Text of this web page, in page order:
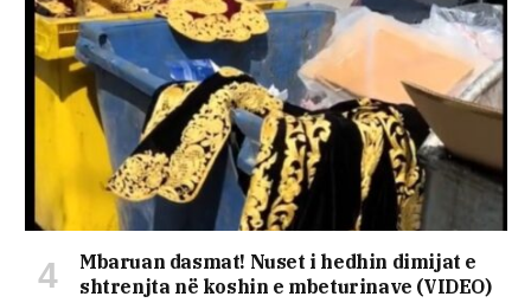
Mbaruan dasmat! Nuset i hedhin dimijat e
shtrenjta në koshin e mbeturinave (VIDEO)